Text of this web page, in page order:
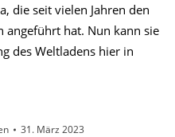
die seit vielen Jahren den
angeführt hat. Nun kann sie
des Weltladens hier in
31. März 2023